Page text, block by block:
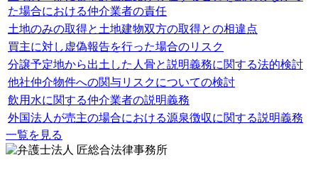
た場合における仲介業者の責任
土地のみの取得と土地建物双方の取得との相違点
買主に対し虚偽報告を行った場合のリスク
分譲予定地から出土した人骨と説明義務に関する法的検討
他社仲介物件への関与リスクについての検討
飲用水に関する仲介業者の説明義務
外国法人が売主の場合における源泉徴収に関する説明義務
一覧を見る